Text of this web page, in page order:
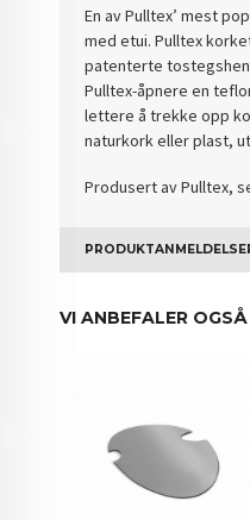
En av Pulltex’ mest
med etui. Pulltex
patenterte
Pulltex-åpnere en
lettere å trekke opp
naturkork eller plast,
Produsert av Pulltex,
VI ANBEFALER OGSÅ